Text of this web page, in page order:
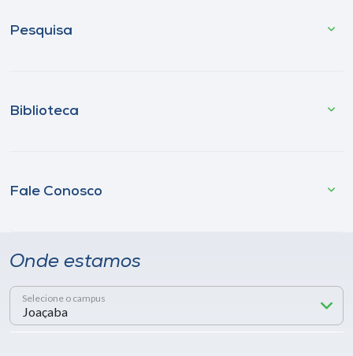
Pesquisa
Biblioteca
Fale Conosco
Onde estamos
Selecione o campus